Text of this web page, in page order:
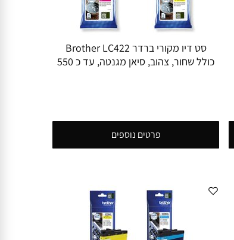
סט דיו מקורי ברדר Brother LC422
כולל שחור, צהוב, סיאן מגנטה, עד כ 550
פרטים נוספים